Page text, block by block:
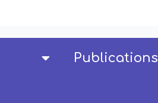
Publications